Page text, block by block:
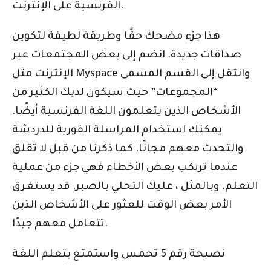
الفرنسية على الإنترنت.
هذا جزء مضحك حقًا وطريقة لطيفة لتكوين
صداقات جديدة. انضم إلى بعض المجتمعات عبر
الإنترنت مثل Myspace وانتقل إلى القسم المسمى
“المجموعات” حيث سيكون لديك الكثير من
الأشخاص الذين يتعلمون اللغة الفرنسية أيضًا.
يمكنك استخدام المراسلة الفورية للدردشة
والتحدث معهم مجانًا. كما ذكرنا من قبل لا تقلق
عندما ترتكب بعض الأخطاء فهي جزء من عملية
التعلم. وبالمثل ، عليك التحلي بالصبر. قد يستغرق
الأمر بعض الوقت للعثور على الأشخاص الذين
تتعامل معهم جيدًا.
نصيحة رقم 5 تحمس واستمتع بتعلم اللغة